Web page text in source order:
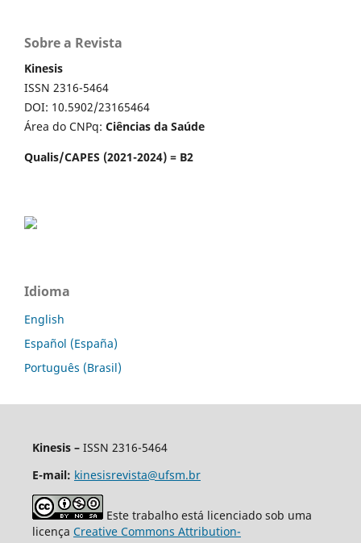
Sobre a Revista
Kinesis
ISSN 2316-5464
DOI: 10.5902/23165464
Área do CNPq: Ciências da Saúde
Qualis/CAPES (2021-2024) = B2
Idioma
English
Español (España)
Português (Brasil)
Kinesis – ISSN 2316-5464
E-mail: kinesisrevista@ufsm.br
Este trabalho está licenciado sob uma
licença Creative Commons Attribution-